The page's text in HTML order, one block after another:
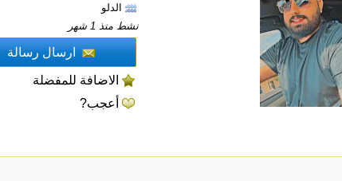
الدلو
نشط منذ 1 شهر
ارسال رسالة
الاضافة للمفضلة
أعجب?